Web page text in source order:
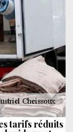
tarifs réduits